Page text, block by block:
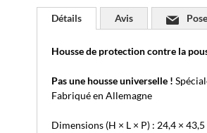
Détails
Housse de protection contre la
Pas une housse universelle !
Fabriqué en Allemagne
Dimensions (H × L × P) : 24,4 ×
Avis